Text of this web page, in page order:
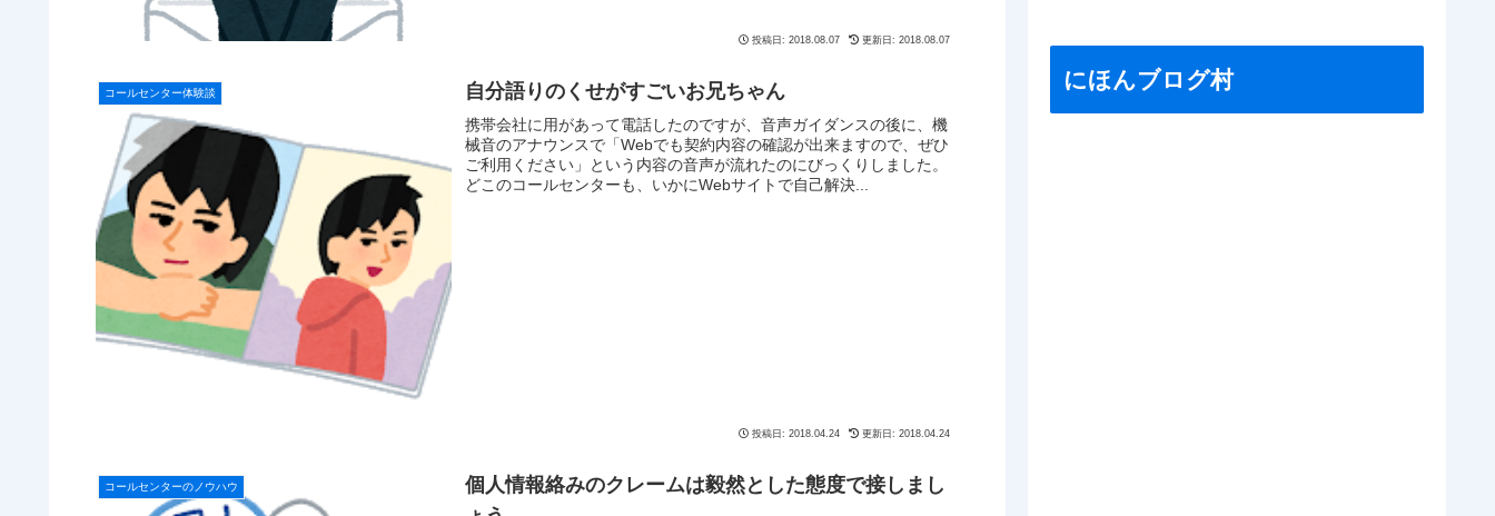
投稿日: 2018.08.07 更新日: 2018.08.07
コールセンター体験談 自分語りのくせがすごいお兄ちゃん
携帯会社に用があって電話したのですが、音声ガイダンスの後に、機
械音のアナウンスで「Webでも契約内容の確認が出来ますので、ぜひ
ご利用ください」という内容の音声が流れたのにびっくりしました。
どこのコールセンターも、いかにWebサイトで自己解決...
投稿日: 2018.04.24 更新日: 2018.04.24
コールセンターのノウハウ
個人情報絡みのクレームは毅然とした態度で接しまし
にほんブログ村